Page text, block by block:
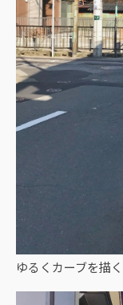
ゆるくカーブを描